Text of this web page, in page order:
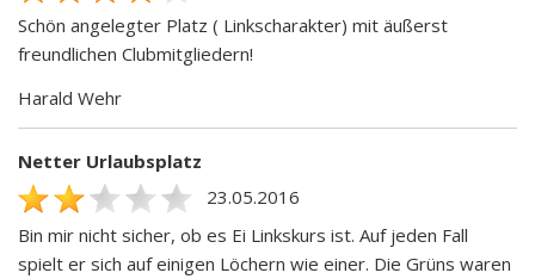
Schön angelegter Platz ( Linkscharakter) mit äußerst
freundlichen Clubmitgliedern!
Harald Wehr
Netter Urlaubsplatz
23.05.2016
Bin mir nicht sicher, ob es Ei Linkskurs ist. Auf jeden Fall
spielt er sich auf einigen Löchern wie einer. Die Grüns waren